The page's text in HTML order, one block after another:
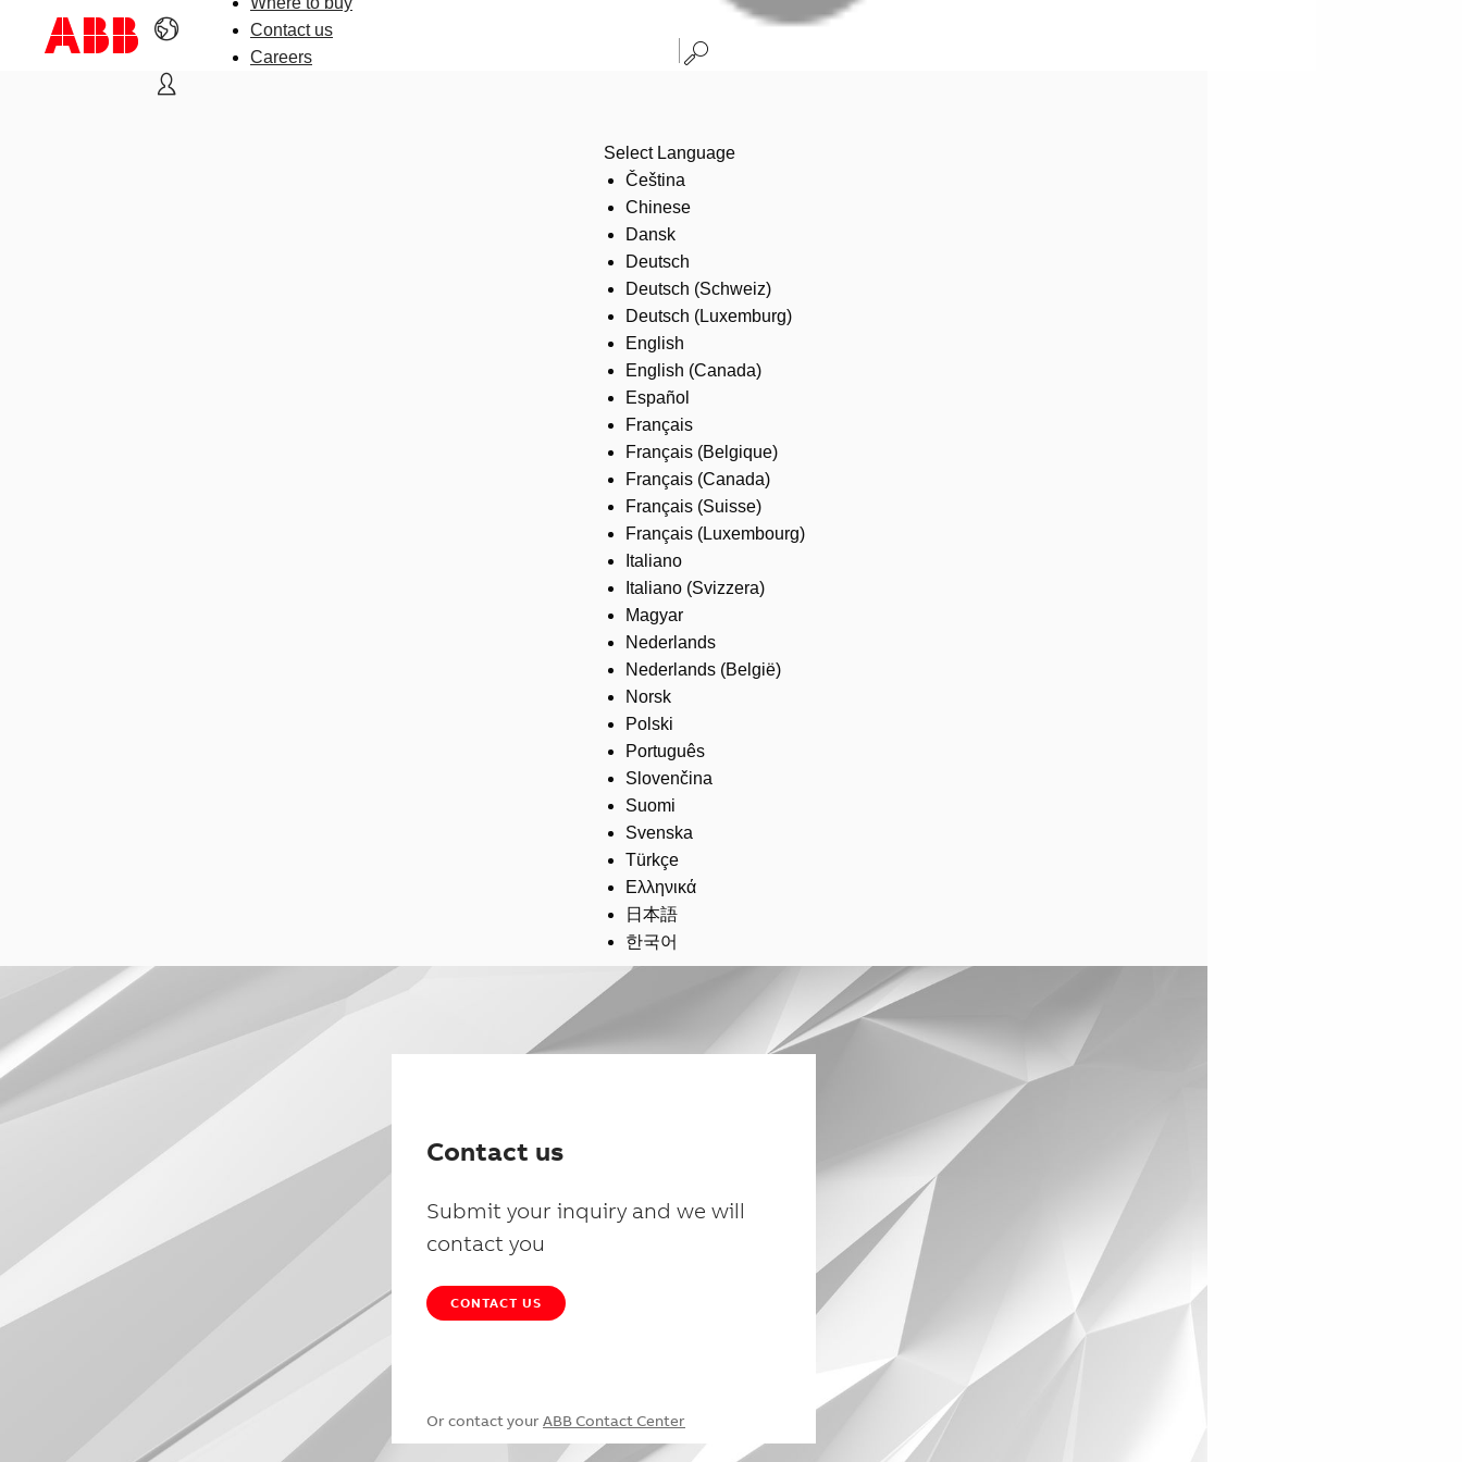
Contact us
Careers
Select Language
Čeština
Chinese
Dansk
Deutsch
Deutsch (Schweiz)
Deutsch (Luxemburg)
English
English (Canada)
Español
Français
Français (Belgique)
Français (Canada)
Français (Suisse)
Français (Luxembourg)
Italiano
Italiano (Svizzera)
Magyar
Nederlands
Nederlands (België)
Norsk
Polski
Português
Slovenčina
Suomi
Svenska
Türkçe
Ελληνικά
日本語
한국어
Contact us
Submit your inquiry and we will
contact you
CONTACT US
Or contact your ABB Contact Center